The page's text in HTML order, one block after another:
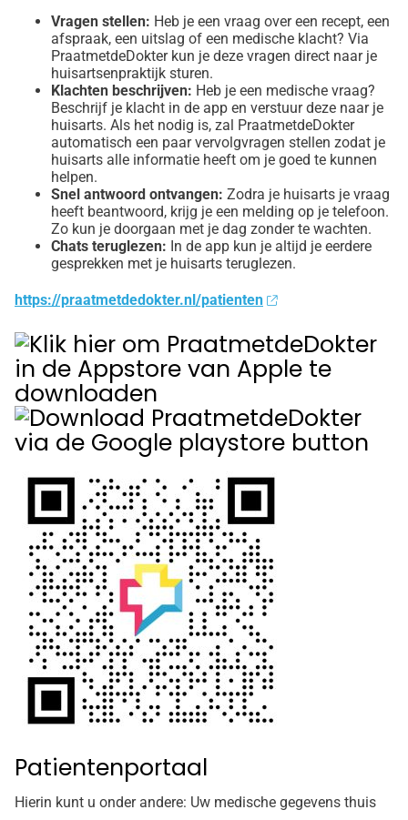
Vragen stellen: Heb je een vraag over een recept, een
afspraak, een uitslag of een medische klacht? Via
PraatmetdeDokter kun je deze vragen direct naar je
huisartsenpraktijk sturen.
Klachten beschrijven: Heb je een medische vraag?
Beschrijf je klacht in de app en verstuur deze naar je
huisarts. Als het nodig is, zal PraatmetdeDokter
automatisch een paar vervolgvragen stellen zodat je
huisarts alle informatie heeft om je goed te kunnen
helpen.
Snel antwoord ontvangen: Zodra je huisarts je vraag
heeft beantwoord, krijg je een melding op je telefoon.
Zo kun je doorgaan met je dag zonder te wachten.
Chats teruglezen: In de app kun je altijd je eerdere
gesprekken met je huisarts teruglezen.
https://praatmetdedokter.nl/patienten
Patientenportaal
Hierin kunt u onder andere: Uw medische gegevens thuis